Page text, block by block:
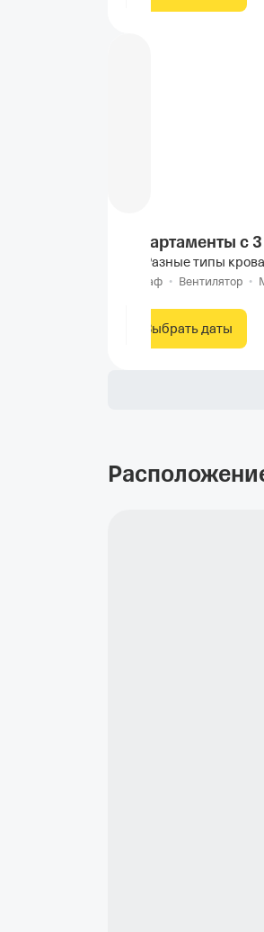
Апартаменты с
Разные типы
Шкаф • Вентилятор •
Выбрать даты